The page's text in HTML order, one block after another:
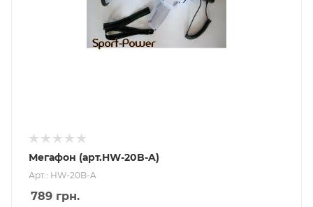
Мегафон (арт.HW-20B-A)
Арт.: HW-20B-A
789 грн.